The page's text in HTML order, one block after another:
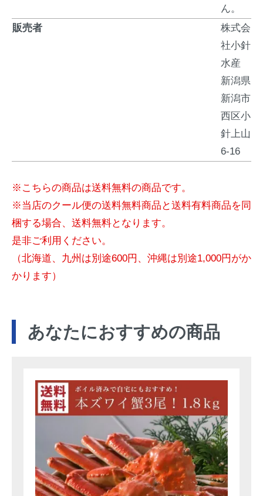
ん。
販売者
株式会
社小針
水産
新潟県
新潟市
西区小
針上山
6-16
※こちらの商品は送料無料の商品です。
※当店のクール便の送料無料商品と送料有料商品を同
梱する場合、送料無料となります。
是非ご利用ください。
（北海道、九州は別途600円、沖縄は別途1,000円がか
かります）
あなたにおすすめの商品